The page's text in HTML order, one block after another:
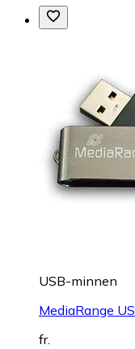
USB-minnen
MediaRange
fr.